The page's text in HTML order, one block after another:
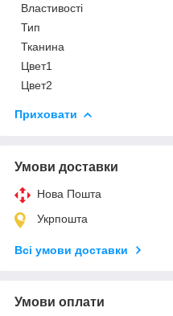
Властивості
Тип
Тканина
Цвет1
Цвет2
Приховати
Умови доставки
Нова Пошта
Укрпошта
Всі умови доставки
Умови оплати